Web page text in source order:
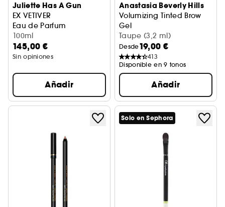
Juliette Has A Gun
EX VETIVER
Eau de Parfum
100ml
145,00 €
Sin opiniones
Añadir
Anastasia Beverly Hills
Volumizing Tinted Brow
Gel
Gel de Cejas
Taupe (3,2 ml)
Desde19,00 €
413
Disponible en 9 tonos
Añadir
Solo en Sephora